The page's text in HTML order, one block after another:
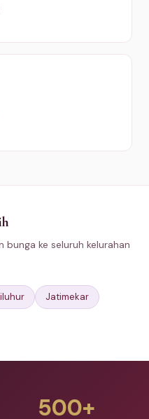
bunga ke seluruh kelurahan
Jatimekar
500+